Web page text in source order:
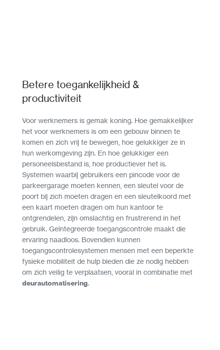
Betere toegankelijkheid &
productiviteit
Voor werknemers is gemak koning. Hoe gemakkelijker
het voor werknemers is om een gebouw binnen te
komen en zich vrij te bewegen, hoe gelukkiger ze in
hun werkomgeving zijn. En hoe gelukkiger een
personeelsbestand is, hoe productiever het is.
Systemen waarbij gebruikers een pincode voor de
parkeergarage moeten kennen, een sleutel voor de
poort bij zich moeten dragen en een sleutelkoord met
een kaart moeten dragen om hun kantoor te
ontgrendelen, zijn omslachtig en frustrerend in het
gebruik. Geïntegreerde toegangscontrole maakt die
ervaring naadloos. Bovendien kunnen
toegangscontrolesystemen mensen met een beperkte
fysieke mobiliteit de hulp bieden die ze nodig hebben
om zich veilig te verplaatsen, vooral in combinatie met
deurautomatisering.